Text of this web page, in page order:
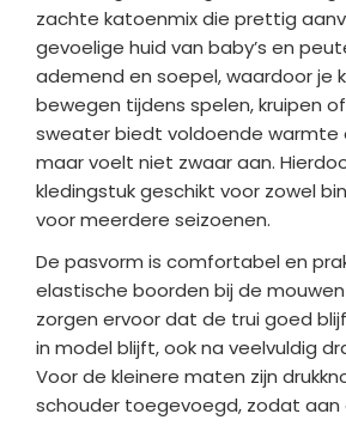
zachte katoenmix die prettig
gevoelige huid van baby’s en
ademend en soepel, waardoor je
bewegen tijdens spelen, kruipen
sweater biedt voldoende warmte
maar voelt niet zwaar aan.
kledingstuk geschikt voor zowel
voor meerdere seizoenen.
De pasvorm is comfortabel en
elastische boorden bij de
zorgen ervoor dat de trui goed
in model blijft, ook na veelvuldig
Voor de kleinere maten zijn
schouder toegevoegd, zodat aan